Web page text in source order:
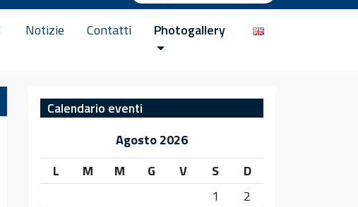
Notizie Contatti Photogallery
Calendario eventi
Agosto 2026
L
M M G V S
D
1
2